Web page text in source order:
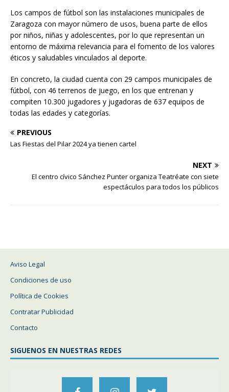
Los campos de fútbol son las instalaciones municipales de
Zaragoza con mayor número de usos, buena parte de ellos
por niños, niñas y adolescentes, por lo que representan un
entorno de máxima relevancia para el fomento de los valores
éticos y saludables vinculados al deporte.
En concreto, la ciudad cuenta con 29 campos municipales de
fútbol, con 46 terrenos de juego, en los que entrenan y
compiten 10.300 jugadores y jugadoras de 637 equipos de
todas las edades y categorías.
PREVIOUS
Las Fiestas del Pilar 2024 ya tienen cartel
NEXT
El centro cívico Sánchez Punter organiza Teatréate con siete
espectáculos para todos los públicos
Aviso Legal
Condiciones de uso
Política de Cookies
Contratar Publicidad
Contacto
SIGUENOS EN NUESTRAS REDES